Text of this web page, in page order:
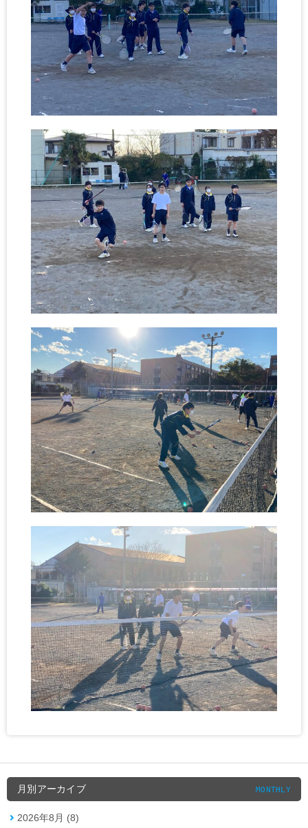
月別アーカイブ MONTHLY
2026年8月 (8)